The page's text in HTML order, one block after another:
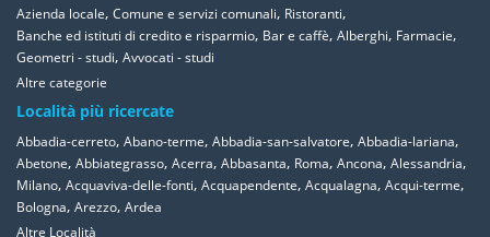
Azienda locale, Comune e servizi comunali, Ristoranti,
Banche ed istituti di credito e risparmio, Bar e caffè, Alberghi, Farmacie,
Geometri - studi, Avvocati - studi
Altre categorie
Località più ricercate
Abbadia-cerreto, Abano-terme, Abbadia-san-salvatore, Abbadia-lariana,
Abetone, Abbiategrasso, Acerra, Abbasanta, Roma, Ancona, Alessandria,
Milano, Acquaviva-delle-fonti, Acquapendente, Acqualagna, Acqui-terme,
Bologna, Arezzo, Ardea
Altre Località